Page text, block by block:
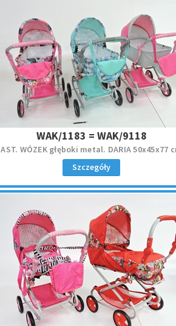
WAK/1183 = WAK/9118
AST. WÓZEK głęboki metal. DARIA 50x45x77
Szczegóły